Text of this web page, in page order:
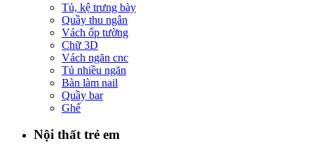
Tủ, kệ trưng bày
Quầy thu ngân
Vách ốp tường
Chữ 3D
Vách ngăn cnc
Tủ nhiều ngăn
Bàn làm nail
Quầy bar
Ghế
Nội thất trẻ em